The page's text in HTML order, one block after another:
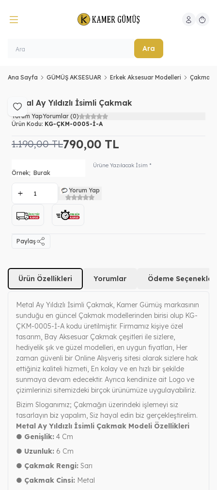
Ara
Hesabım
Ana Sayfa GÜMÜŞ AKSESUAR Erkek Aksesuar Modelleri Çakmak
Favoriye Ekle
Metal Ay Yıldızlı İsimli Çakmak
Yorum Yap
Yorumlar (0)
Ürün Kodu: KG-ÇKM-0005-İ-A
1.190,00TL790,00 TL
Ürüne Yazılacak İsim *
Yorum Yap
Paylaş
Ürün Özellikleri Yorumlar Ödeme Seçenekleri
Metal Ay Yıldızlı İsimli Çakmak, Kamer Gümüş markasının
sunduğu en güncel Çakmak modellerinden birisi olup KG-
ÇKM-0005-İ-A kodu üretilmiştir. Firmamız kişiye özel
tasarım, Bay Aksesuar Çakmak çeşitleri ile sizlere,
hediyelik şık ve güzel modelleri, en uygun fiyatları, Her
zaman güvenli bir Online Alışveriş sitesi olarak sizlere hak
ettiğiniz kaliteli hizmeti, En kolay ve en hızlı bir şekilde
sunmaya devam edecektir. Ayrıca kendinize ait Logo ve
çizimlerinizi sitemizdeki birçok ürünümüze uygulayabiliriz.
Bizim Sloganımız; Çakmağın üzerindeki işlemeyi siz
tasarlayın biz yapalım, Siz hayal edin biz gerçekleştirelim.
Metal Ay Yıldızlı İsimli Çakmak Modeli Özellikleri
● Genişlik: 4 Cm
● Uzunluk: 6 Cm
● Çakmak Rengi: Sarı
● Çakmak Cinsi: Metal